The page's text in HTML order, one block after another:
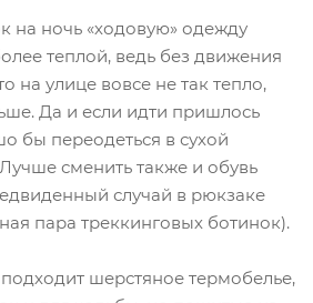
на ночь «ходовую» одежду
теплой, ведь без движения
на улице вовсе не так тепло,
Да и если идти пришлось
бы переодеться в сухой
сменить также и обувь
случай в рюкзаке
пара треккинговых ботинок).
шерстяное термобелье,